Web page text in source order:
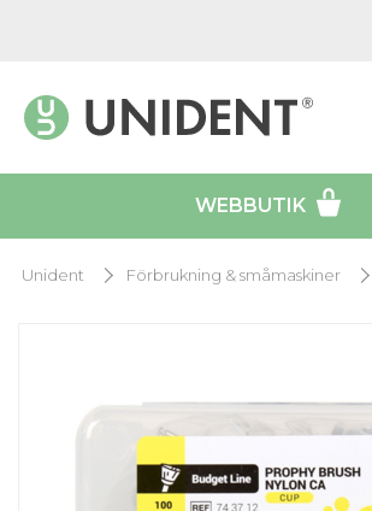
WEBBUTIK
Unident Förbrukning & småmaskiner